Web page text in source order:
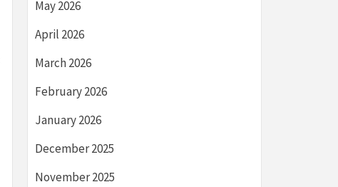
May 2026
April 2026
March 2026
February 2026
January 2026
December 2025
November 2025